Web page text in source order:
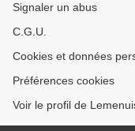
Signaler un abus
C.G.U.
Cookies et données
Préférences cookies
Voir le profil de